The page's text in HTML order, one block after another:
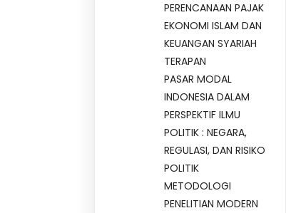
PERENCANAAN PAJAK
EKONOMI ISLAM DAN
KEUANGAN SYARIAH
TERAPAN
PASAR MODAL
INDONESIA DALAM
PERSPEKTIF ILMU
POLITIK : NEGARA,
REGULASI, DAN RISIKO
POLITIK
METODOLOGI
PENELITIAN MODERN